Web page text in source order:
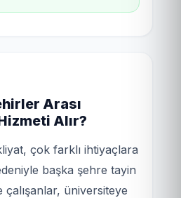
Arası
Alır?
çok farklı ihtiyaçlara
başka şehre tayin
üniversiteye